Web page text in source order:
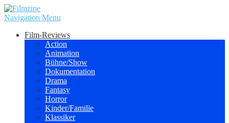
Navigation Menu
Film-Reviews
Action
Animation
Bühne/Show
Dokumentation
Drama
Fantasy
Horror
Kinder/Familie
Klassiker